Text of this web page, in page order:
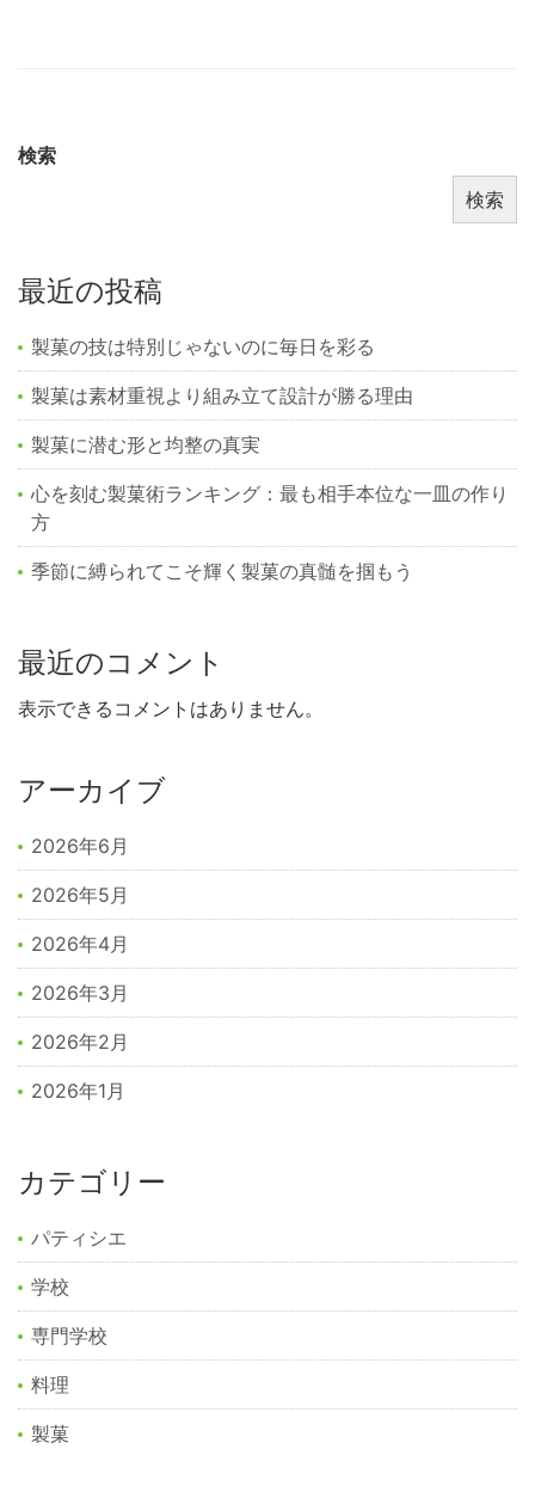
検索
検索
最近の投稿
製菓の技は特別じゃないのに毎日を彩る
製菓は素材重視より組み立て設計が勝る理由
製菓に潜む形と均整の真実
心を刻む製菓術ランキング：最も相手本位な一皿の作り
方
季節に縛られてこそ輝く製菓の真髄を掴もう
最近のコメント
表示できるコメントはありません。
アーカイブ
2026年6月
2026年5月
2026年4月
2026年3月
2026年2月
2026年1月
カテゴリー
パティシエ
学校
専門学校
料理
製菓